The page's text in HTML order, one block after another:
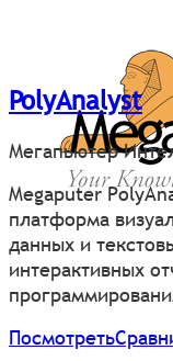
PolyAnalyst
Мегапьютер
Megaputer
платформа
данных и
интерактивных
Посмотреть